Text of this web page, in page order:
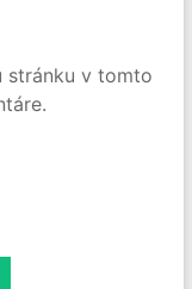
stránku v tomto